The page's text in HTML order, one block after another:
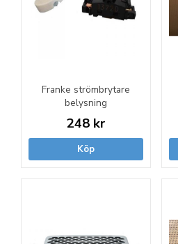
Franke strömbrytare
belysning
248 kr
Köp